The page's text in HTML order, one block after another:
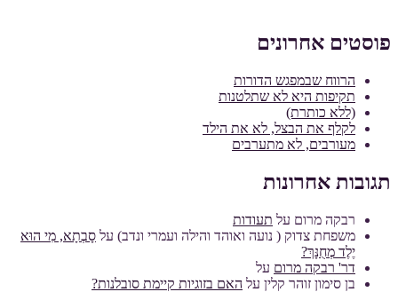
פוסטים אחרונים
הרווח שבמפגש הדורות
תקיפות היא לא שתלטנות
(ללא כותרת)
לקלף את הבצל, לא את הילד
מעורבים, לא מתערבים
תגובות אחרונות
רבקה מרום על תעודות
משפחת צדוק ( נועה ואוהד והילה ועמרי ונדב) על סָבְתָא, מִי הוּא
יֶלֶד מְחֻנָּךְ?
דר' רבקה מרום על
בן סימון זוהר קלין על האם בזוגיות קיימת סובלנות?